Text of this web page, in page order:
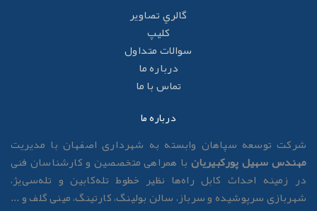
گالري تصاوير
کليپ
سوالات متداول
درباره ما
تماس با ما
درباره ما
شرکت توسعه سپاهان وابسته به شهرداری اصفهان با مدیریت
مهندس سهیل پورکبیریانبا همراهی متخصصین و کارشناسان فنی
در زمینه احداث کابل راه‌ها نظیر خطوط تله‌کابین و تله‌سی‌یژ،
شهربازی سرپوشیده و سرباز، سالن بولینگ، کارتینگ، مینی گلف و ...